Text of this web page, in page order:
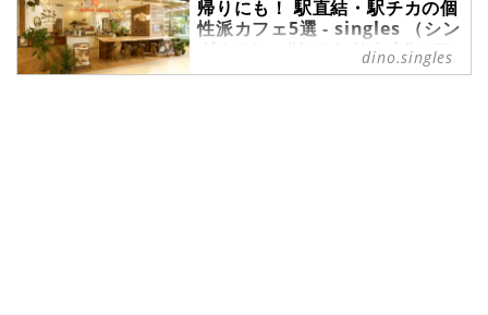
季節になってきました。この季節
に、ひとり旅を計画してみてはいか
がでしょうか。移動に便利な空港で
は、魅力的な朝食を楽しめるお店が
帰りにも！ 駅直結・駅チカの個
性派カフェ5選 - singles （シン
グルス） - “おひとりさま”にフ
ォーカスした情報サイト
dino.singles